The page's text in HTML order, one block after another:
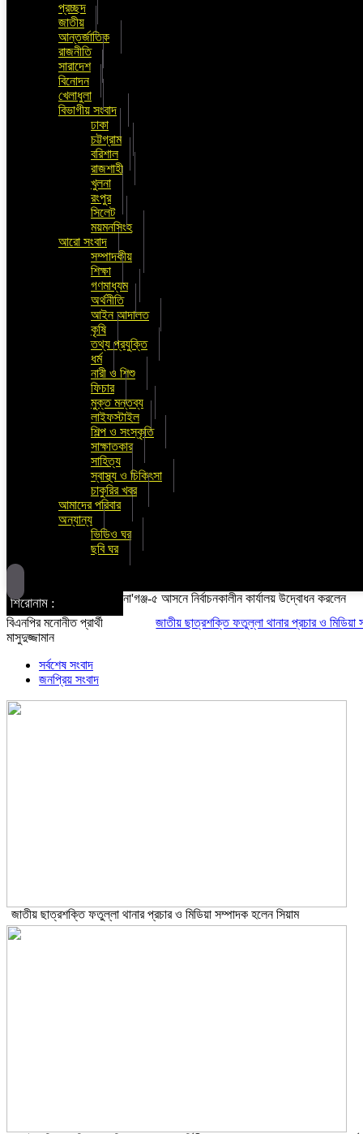
প্রচ্ছদ
জাতীয়
আন্তর্জাতিক
রাজনীতি
সারাদেশ
বিনোদন
খেলাধুলা
বিভাগীয় সংবাদ
ঢাকা
চট্টগ্রাম
বরিশাল
রাজশাহী
খুলনা
রংপুর
সিলেট
ময়মনসিংহ
আরো সংবাদ
সম্পাদকীয়
শিক্ষা
গণমাধ্যম
অর্থনীতি
আইন আদালত
কৃষি
তথ্য প্রযুক্তি
ধর্ম
নারী ও শিশু
ফিচার
মুক্ত মন্তব্য
লাইফস্টাইল
শিল্প ও সংস্কৃতি
সাক্ষাতকার
সাহিত্য
স্বাস্থ্য ও চিকিৎসা
চাকুরির খবর
আমাদের পরিবার
অন্যান্য
ভিডিও ঘর
ছবি ঘর
শিরোনাম :
জাতীয় ছাত্রশক্তি ফতুল্লা থানার প্রচার ও মিডিয়া সম্পাদক
না'গঞ্জ-৫ আসনে নির্বাচনকালীন কার্যালয় উদ্বোধন করলেন
বিএনপির মনোনীত প্রার্থী
মাসুদুজ্জামান
সর্বশেষ সংবাদ
জনপ্রিয় সংবাদ
জাতীয় ছাত্রশক্তি ফতুল্লা থানার প্রচার ও মিডিয়া সম্পাদক হলেন সিয়াম